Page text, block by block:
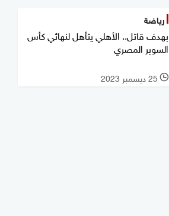
رياضة
بهدف قاتل.. الأهلي يتأهل لنهائي كأس
السوبر المصري
l 25 ديسمبر 2023